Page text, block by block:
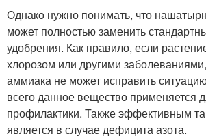
Однако нужно понимать, что
может полностью заменить
удобрения. Как правило, если
хлорозом или другими
аммиака не может исправить
всего данное вещество применяется
профилактики. Также эффективным
является в случае дефицита азота.